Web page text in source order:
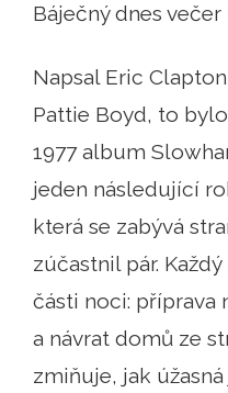
Báječný dnes
Napsal Eric
Pattie Boyd, to
1977 album
jeden následující
která se zabývá
zúčastnil pár.
části noci: příprava
a návrat domů ze
zmiňuje, jak